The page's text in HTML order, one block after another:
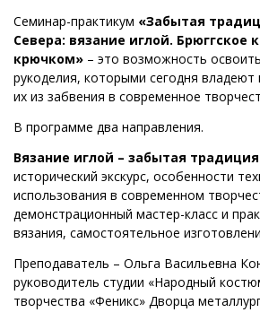
Семинар-практикум «Забытая
Севера: вязание иглой. Брюггское
крючком» – это возможность
рукоделия, которыми сегодня владеют
их из забвения в современное
В программе два направления.
Вязание иглой – забытая традиция
исторический экскурс, особенности
использования в современном
демонстрационный мастер-класс и
вязания, самостоятельное
Преподаватель – Ольга Васильевна
руководитель студии «Народный
творчества «Феникс» Дворца